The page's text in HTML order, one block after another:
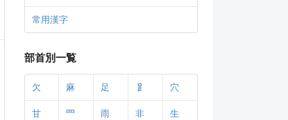
常用漢字
部首別一覧
欠 麻 足 𧾷 穴
甘 罒 雨 非 生